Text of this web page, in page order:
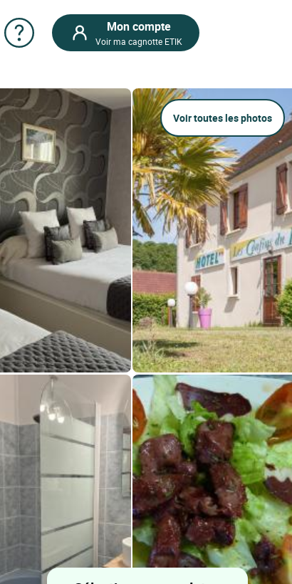
Mon compte
Voir ma cagnotte ETIK
Voir toutes les photos